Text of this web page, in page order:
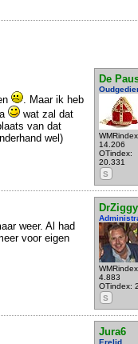
De
14.206
OTindex:
20.331
S
. Maar ik heb
wat zal dat
van dat
wel)
DrZiggy
4.883
OTindex:
S
weer. Al had
voor eigen
Jura6
Erelid